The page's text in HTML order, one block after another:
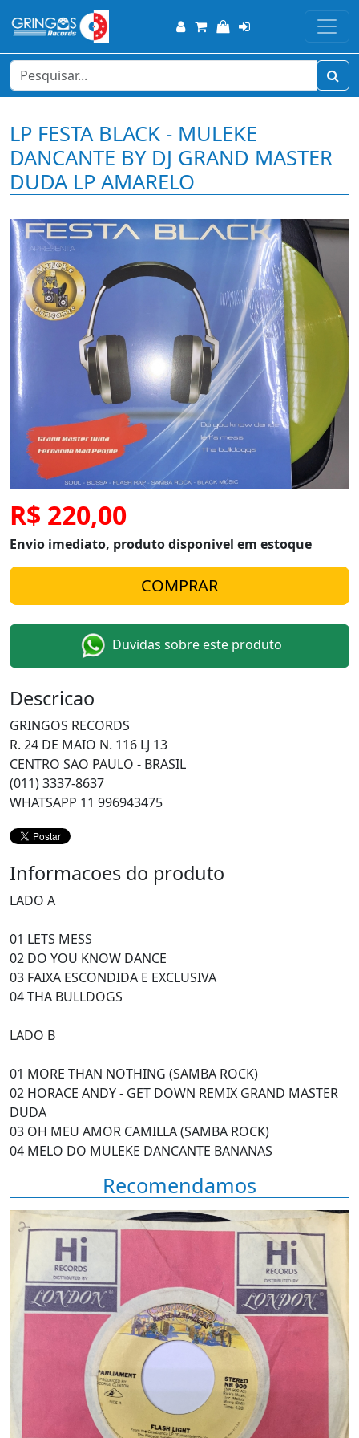
LP FESTA BLACK - MULEKE
DANCANTE BY DJ GRAND MASTER
DUDA LP AMARELO
R$ 220,00
Envio imediato, produto disponivel em estoque
Duvidas sobre este produto
Descricao
GRINGOS RECORDS
R. 24 DE MAIO N. 116 LJ 13
CENTRO SAO PAULO - BRASIL
(011) 3337-8637
WHATSAPP 11 996943475
Informacoes do produto
LADO A
01 LETS MESS
02 DO YOU KNOW DANCE
03 FAIXA ESCONDIDA E EXCLUSIVA
04 THA BULLDOGS
LADO B
01 MORE THAN NOTHING (SAMBA ROCK)
02 HORACE ANDY - GET DOWN REMIX GRAND MASTER
DUDA
03 OH MEU AMOR CAMILLA (SAMBA ROCK)
04 MELO DO MULEKE DANCANTE BANANAS
Recomendamos